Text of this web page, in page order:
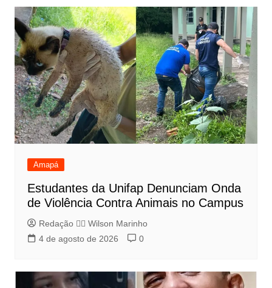
Amapá
Estudantes da Unifap Denunciam Onda
de Violência Contra Animais no Campus
Redação 👨‍⚖️​ Wilson Marinho
4 de agosto de 2026
0